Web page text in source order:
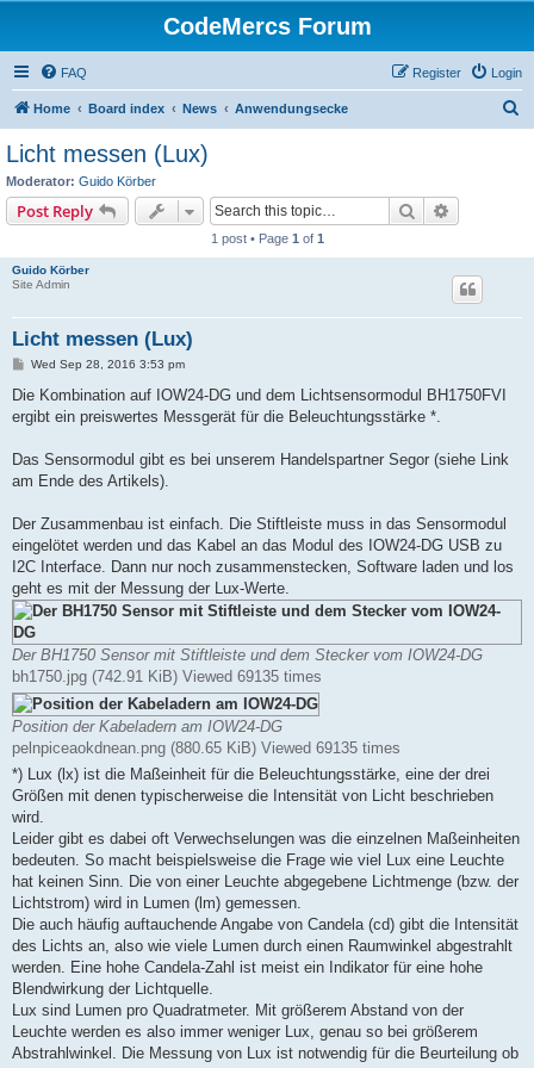
CodeMercs Forum
FAQ Login
Register
Home Board index News Anwendungsecke
Licht messen (Lux)
Moderator: Guido Körber
Post Reply Search
1 post • Page 1 of 1
Guido Körber
Site Admin
Licht messen (Lux)
P
s
Wed Sep 28, 2016 3:53 pm
Die Kombination auf IOW24-DG und dem Lichtsensormodul BH1750FVI
ergibt ein preiswertes Messgerät für die Beleuchtungsstärke *.
Das Sensormodul gibt es bei unserem Handelspartner Segor (siehe Link
am Ende des Artikels).
Der Zusammenbau ist einfach. Die Stiftleiste muss in das Sensormodul
eingelötet werden und das Kabel an das Modul des IOW24-DG USB zu
I2C Interface. Dann nur noch zusammenstecken, Software laden und los
geht es mit der Messung der Lux-Werte.
Der BH1750 Sensor mit Stiftleiste und dem Stecker vom IOW24-DG
bh1750.jpg (742.91 KiB) Viewed 69135 times
Position der Kabeladern am IOW24-DG
pelnpiceaokdnean.png (880.65 KiB) Viewed 69135 times
*) Lux (lx) ist die Maßeinheit für die Beleuchtungsstärke, eine der drei
Größen mit denen typischerweise die Intensität von Licht beschrieben
wird.
Leider gibt es dabei oft Verwechselungen was die einzelnen Maßeinheiten
bedeuten. So macht beispielsweise die Frage wie viel Lux eine Leuchte
hat keinen Sinn. Die von einer Leuchte abgegebene Lichtmenge (bzw. der
Lichtstrom) wird in Lumen (lm) gemessen.
Die auch häufig auftauchende Angabe von Candela (cd) gibt die Intensität
des Lichts an, also wie viele Lumen durch einen Raumwinkel abgestrahlt
werden. Eine hohe Candela-Zahl ist meist ein Indikator für eine hohe
Blendwirkung der Lichtquelle.
Lux sind Lumen pro Quadratmeter. Mit größerem Abstand von der
Leuchte werden es also immer weniger Lux, genau so bei größerem
Abstrahlwinkel. Die Messung von Lux ist notwendig für die Beurteilung ob